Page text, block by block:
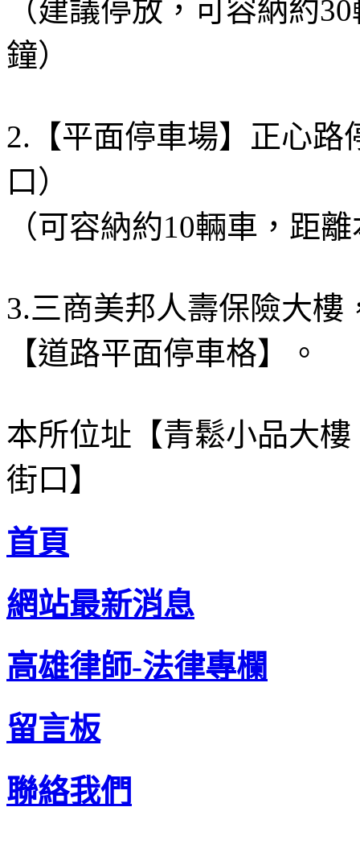
（建議停放，可容納約
鐘）
2.【平面停車場】正心
口）
（可容納約10輛車，距
3.三商美邦人壽保險大樓
【道路平面停車格】。
本所位址【青鬆小品大
街口】
首頁
網站最新消息
高雄律師-法律專欄
留言板
聯絡我們